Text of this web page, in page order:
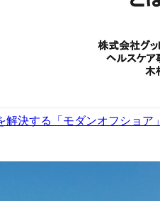
決する「モダンオフショ